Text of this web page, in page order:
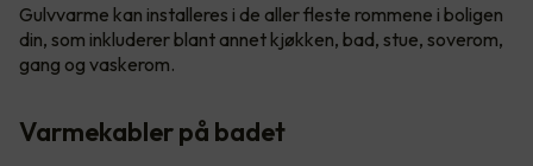
Gulvvarme kan installeres i de aller fleste rommene i boligen
din, som inkluderer blant annet kjøkken, bad, stue, soverom,
gang og vaskerom.
Varmekabler på badet